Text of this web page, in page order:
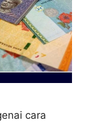
cara